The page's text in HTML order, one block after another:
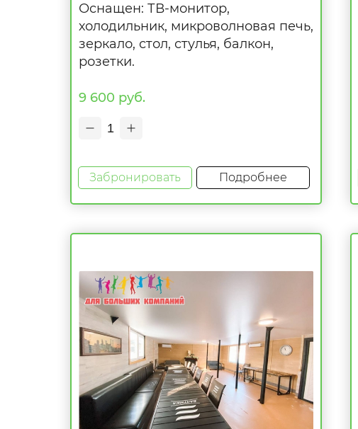
Оснащен: ТВ-монитор,
холодильник, микроволновая печь,
зеркало, стол, стулья, балкон,
розетки.
9 600 руб.
1
Забронировать Подробнее